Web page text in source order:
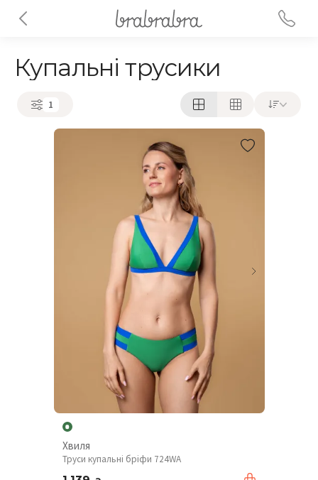
Купальні трусики
1
Хвиля
Труси купальні бріфи 724WA